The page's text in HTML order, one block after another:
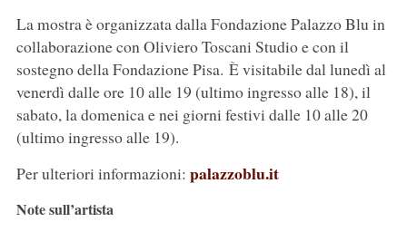
La mostra è organizzata dalla Fondazione Palazzo Blu in
collaborazione con Oliviero Toscani Studio e con il
sostegno della Fondazione Pisa. È visitabile dal lunedì al
venerdì dalle ore 10 alle 19 (ultimo ingresso alle 18), il
sabato, la domenica e nei giorni festivi dalle 10 alle 20
(ultimo ingresso alle 19).
Per ulteriori informazioni: palazzoblu.it
Note sull’artista